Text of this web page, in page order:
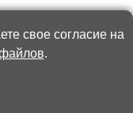
и прочие
свое согласие на
.